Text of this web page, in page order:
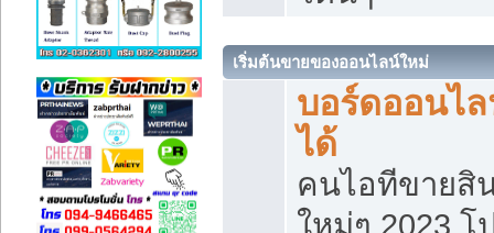
เริ่มต้นขายของออนไลน์ใหม่
บอร์ดออนไ
ได้
คนไอทีขายสิ
ใหม่ๆ 2023